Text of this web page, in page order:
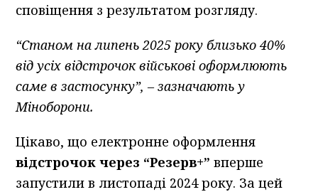
сповіщення з результатом розгляду.
“Станом на липень 2025 року близько 40%
від усіх відстрочок військові оформлюють
саме в застосунку”, – зазначають у
Міноборони.
Цікаво, що електронне оформлення
відстрочок через “Резерв+”вперше
запустили в листопаді 2024 року. За цей